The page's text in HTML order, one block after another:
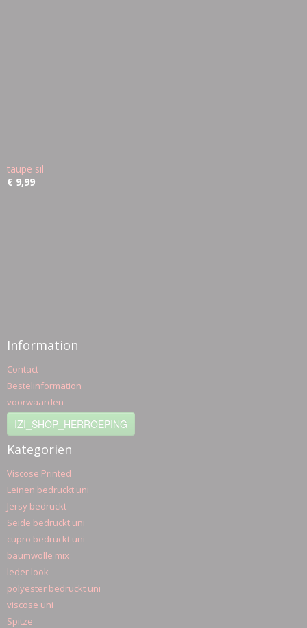
taupe sil
€ 9,99
Information
Contact
Bestelinformation
voorwaarden
IZI_SHOP_HERROEPING
Kategorien
Viscose Printed
Leinen bedruckt uni
Jersy bedruckt
Seide bedruckt uni
cupro bedruckt uni
baumwolle mix
leder look
polyester bedruckt uni
viscose uni
Spitze